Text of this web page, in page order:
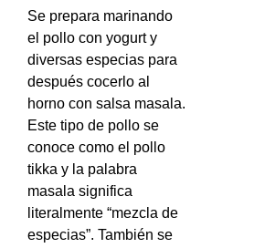
Se prepara marinando
el pollo con yogurt y
diversas especias para
después cocerlo al
horno con salsa masala.
Este tipo de pollo se
conoce como el pollo
tikka y la palabra
masala significa
literalmente “mezcla de
especias”. También se